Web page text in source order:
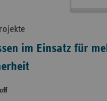
im Einsatz für